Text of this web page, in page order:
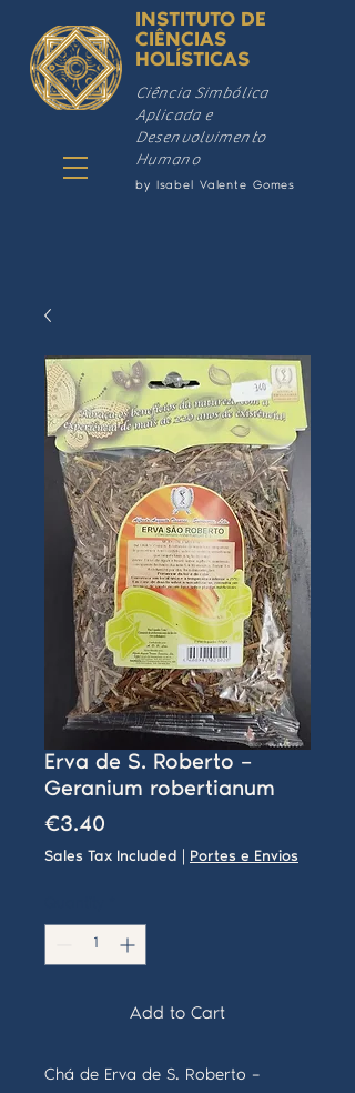
INSTITUTO DE
CIÊNCIAS
HOLÍSTICAS
by Isabel Valente Gomes
Ciência Simbólica
Aplicada e
Desenvolvimento
Humano
Erva de S. Roberto –
Geranium robertianum
€3.40
Sales Tax Included Portes e Envios
Add to Cart
Chá de Erva de S. Roberto –